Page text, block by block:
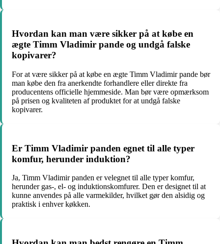
Hvordan kan man være sikker på at købe en
ægte Timm Vladimir pande og undgå falske
kopivarer?
For at være sikker på at købe en ægte Timm Vladimir pande bør
man købe den fra anerkendte forhandlere eller direkte fra
producentens officielle hjemmeside. Man bør være opmærksom
på prisen og kvaliteten af produktet for at undgå falske
kopivarer.
Er Timm Vladimir panden egnet til alle typer
komfur, herunder induktion?
Ja, Timm Vladimir panden er velegnet til alle typer komfur,
herunder gas-, el- og induktionskomfurer. Den er designet til at
kunne anvendes på alle varmekilder, hvilket gør den alsidig og
praktisk i enhver køkken.